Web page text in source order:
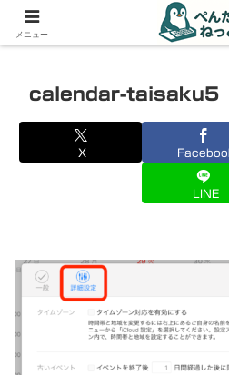
PCやガジェット
calendar-taisaku5
X
LINE
メニュー